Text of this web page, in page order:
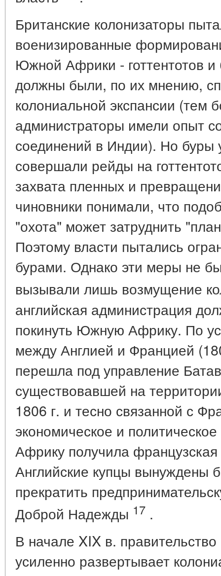
Британские колонизаторы
военизированные
Южной Африки - готтентотов
должны были, по их мнению,
колониальной экспансии (тем
администраторы имели опыт
соединений в Индии). Но буры
совершали рейды на
захвата пленных и
чиновники понимали, что
"охота" может затруднить
Поэтому власти пытались
бурами. Однако эти меры не
вызывали лишь возмущение
английская администрация
покинуть Южную Африку. По
между Англией и Францией
перешла под управление
существовавшей на
1806 г. и тесно связанной с
экономическое и
Африку получила
Английские купцы вынуждены
прекратить
Доброй Надежды 17 .
В начале XIX в.
усиленно развертывает